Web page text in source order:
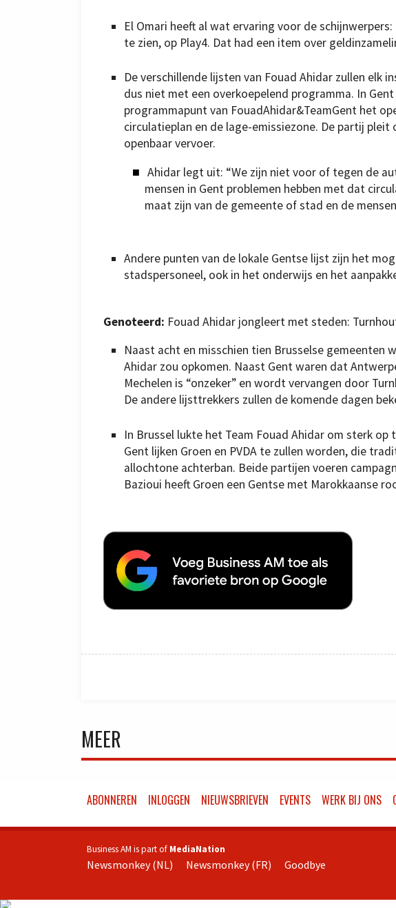
El Omari heeft al wat ervaring voor de
te zien, op Play4. Dat had een item over
De verschillende lijsten van Fouad Ahidar zullen elk
dus niet met een overkoepelend programma. In
programmapunt van FouadAhidar&TeamGent het
circulatieplan en de lage-emissiezone. De partij
openbaar vervoer.
Ahidar legt uit: “We zijn niet voor of tegen de
mensen in Gent problemen hebben met dat
maat zijn van de gemeente of stad en de
Andere punten van de lokale Gentse lijst zijn het
stadspersoneel, ook in het onderwijs en het
Genoteerd: Fouad Ahidar jongleert met steden:
Naast acht en misschien tien Brusselse gemeenten
Ahidar zou opkomen. Naast Gent waren dat
Mechelen is “onzeker” en wordt vervangen door
De andere lijsttrekkers zullen de komende dagen
In Brussel lukte het Team Fouad Ahidar om sterk
Gent lijken Groen en PVDA te zullen worden, die
allochtone achterban. Beide partijen voeren
Bazioui heeft Groen een Gentse met Marokkaanse
MEER
ABONNEREN INLOGGEN NIEUWSBRIEVEN EVENTS WERK BIJ ONS
Business AM is part of MediaNation
Newsmonkey (NL) Newsmonkey (FR) Goodbye